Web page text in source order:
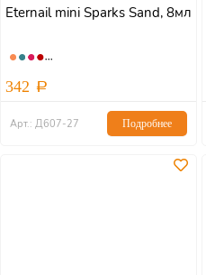
Eternail mini Sparks Sand, 8мл
342
Арт.: Д607-27 Подробнее